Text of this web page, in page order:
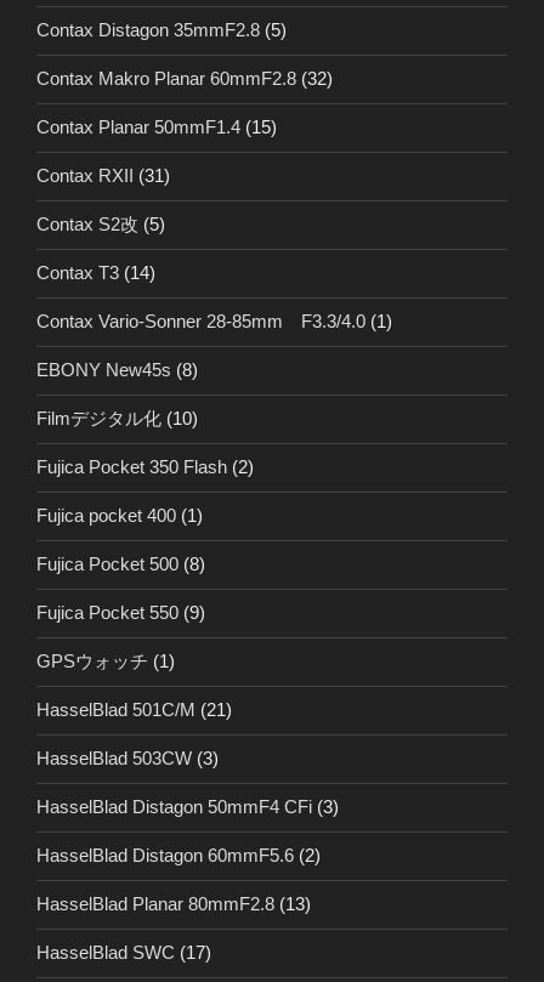
Contax Distagon 35mmF2.8 (5)
Contax Makro Planar 60mmF2.8 (32)
Contax Planar 50mmF1.4 (15)
Contax RXII (31)
Contax S2改 (5)
Contax T3 (14)
Contax Vario-Sonner 28-85mm F3.3/4.0 (1)
EBONY New45s (8)
Filmデジタル化 (10)
Fujica Pocket 350 Flash (2)
Fujica pocket 400 (1)
Fujica Pocket 500 (8)
Fujica Pocket 550 (9)
GPSウォッチ (1)
HasselBlad 501C/M (21)
HasselBlad 503CW (3)
HasselBlad Distagon 50mmF4 CFi (3)
HasselBlad Distagon 60mmF5.6 (2)
HasselBlad Planar 80mmF2.8 (13)
HasselBlad SWC (17)